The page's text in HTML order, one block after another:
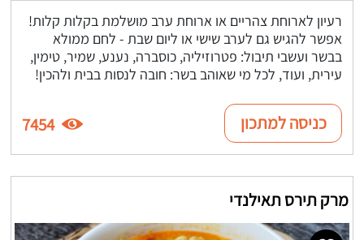
רעיון לארוחת צהריים או ארוחת ערב מושלמת בקלות קלות!
אפשר להגיש גם לערב שישי או ליום שבת - לחם ממולא
בבשר ועשבי תיבול: פטרוזיליה, כוסברה, נענע, שמיר, טימין,
עירית, ועוד, לכל מי שאוהב בשר: חובה לנסות בבית ולהכין!
כניסה למתכון 7454
מרק תירס תאילנדי